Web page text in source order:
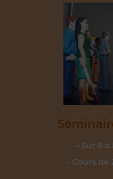
• Sur 6
• Cours